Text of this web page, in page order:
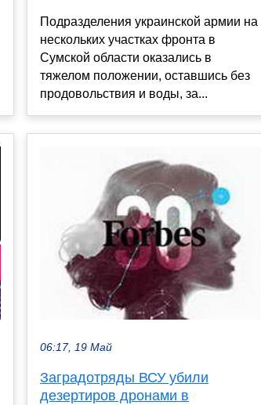
Подразделения украинской армии на
нескольких участках фронта в
Сумской области оказались в
тяжелом положении, оставшись без
продовольствия и воды, за...
06:17, 19 Май
Заградотряды ВСУ убили
дезертиров дронами в